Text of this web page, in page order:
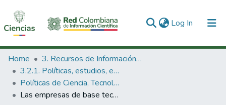
Log In (current)
Communities & Collections
All of DSpace
Statistics
Home
3. Recursos de Información Científica y Tecnológica
3.2.1. Políticas, estudios, evaluaciones e indicadores de CTeI
Políticas de Ciencia, Tecnología e Innovación
Las empresas de base tecnológica e innovadoras y su relación con los fondos de inversión en capital